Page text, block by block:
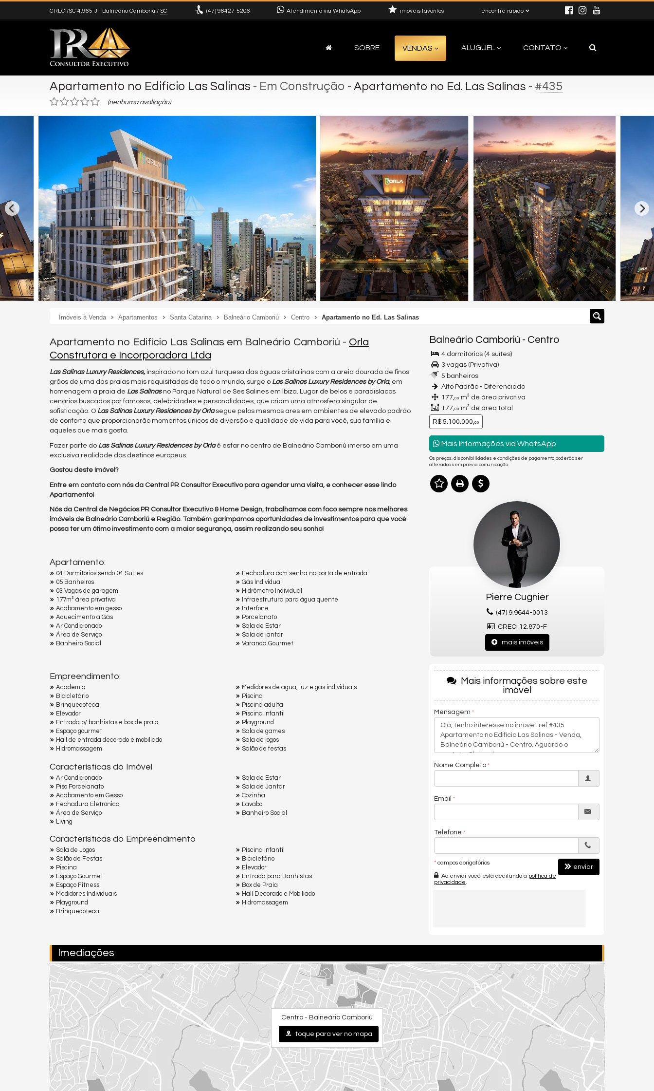
CRECI/SC 4.965-J - Balneário Camboriú / SC (47) 96427-5206 Atendimento via WhatsApp encontre rápido
imóveis favoritos
SOBRE VENDAS ALUGUEL CONTATO
Apartamento no Edifício Las Salinas - Em Construção - Apartamento no Ed. Las Salinas - #435
(nenhuma avaliação)
Imóveis à Venda Apartamentos Santa Catarina Balneário Camboriú Centro Apartamento no Ed. Las Salinas
Apartamento no Edifício Las Salinas em Balneário Camboriú - Orla
Construtora e Incorporadora Ltda
Las Salinas Luxury Residences,inspirado no tom azul turquesa das águas cristalinas com a areia dourada de finos
grãos de uma das praias mais requisitadas de todo o mundo, surge o Las Salinas Luxury Residences by Orla, em
homenagem a praia de Las Salinasno Parque Natural de Ses Salines em Ibiza. Lugar de belos e paradisíacos
cenários buscados por famosos, celebridades e personalidades, que criam uma atmosfera singular de
sofisticação. O Las Salinas Luxury Residences by Orlasegue pelos mesmos ares em ambientes de elevado padrão
de conforto que proporcionarão momentos únicos de diversão e qualidade de vida para você, sua família e
aqueles que mais gosta.
Fazer parte do Las Salinas Luxury Residences by Orlaé estar no centro de Balneário Camboriú imerso em uma
exclusiva realidade dos destinos europeus.
Gostou deste Imóvel?
Entre em contato com nós da Central PR Consultor Executivo para agendar uma visita, e conhecer esse lindo
Apartamento!
Nós da Central de Negócios PR Consultor Executivo & Home Design, trabalhamos com foco sempre nos melhores
imóveis de Balneário Camboriú e Região. Também garimpamos oportunidades de investimentos para que você
possa ter um ótimo investimento com a maior segurança, assim realizando seu sonho!
Apartamento:
04 Dormitórios sendo 04 Suítes
05 Banheiros
03 Vagas de garagem
177m² área privativa
Acabamento em gesso
Aquecimento a Gás
Ar Condicionado
Área de Serviço
Banheiro Social
Fechadura com senha na porta de entrada
Gás Individual
Hidrômetro Individual
Infraestrutura para água quente
Interfone
Porcelanato
Sala de Estar
Sala de jantar
Varanda Gourmet
Empreendimento:
Academia
Bicicletário
Brinquedoteca
Elevador
Entrada p/ banhistas e box de praia
Espaço gourmet
Hall de entrada decorado e mobiliado
Hidromassagem
Medidores de água, luz e gás individuais
Piscina
Piscina adulta
Piscina infantil
Playground
Sala de games
Sala de jogos
Salão de festas
Características do Imóvel
Ar Condicionado
Piso Porcelanato
Acabamento em Gesso
Fechadura Eletrônica
Área de Serviço
Living
Sala de Estar
Sala de Jantar
Cozinha
Lavabo
Banheiro Social
Características do Empreendimento
Sala de Jogos
Salão de Festas
Piscina
Espaço Gourmet
Espaço Fitness
Medidores Individuais
Playground
Brinquedoteca
Piscina Infantil
Bicicletário
Elevador
Entrada para Banhistas
Box de Praia
Hall Decorado e Mobiliado
Hidromassagem
Balneário Camboriú - Centro
4 dormitórios (4 suítes)
3 vagas (Privativa)
5 banheiros
Alto Padrão - Diferenciado
177,00 m² de área privativa
177,00 m² de área total
R$ 5.100.000,00
Mais Informações via WhatsApp
Os preços, disponibilidades e condições de pagamento poderão ser
alterados sem prévia comunicação.
Pierre Cugnier
(47) 9.9644-0013
CRECI 12.870-F
mais imóveis
Mais informações sobre este
imóvel
Mensagem
Nome Completo
Email
Telefone
* campos obrigatórios
Ao enviar você está aceitando a política de
privacidade
enviar
Imediações
Centro - Balneário Camboriú
toque para ver no mapa